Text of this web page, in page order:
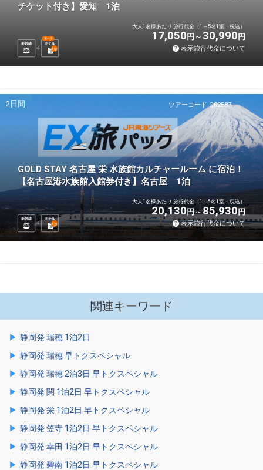
チケット付き】愛知 1泊
新幹線 ホテル
選べる
1 泊
大人1名様あたり 旅行代金（1～5名1室・税込）
17,050 円 30,990 円
表示旅行代金について
ツアーコード Q02E87
2日間
GOLD STAY 名古屋 栄 水族館カルチャールーム に宿泊！
【名古屋港水族館入館券付き】名古屋 1泊
新幹線
ホテル
1 泊
大人1名様あたり 旅行代金（1～6名1室・税込）
20,130円 85,930円
表示旅行代金について
関連キーワード
静岡発 瑞穂 1泊2日
静岡発 瑞穂 早トクスペシャル
静岡発 瑞穂 2泊3日 早トクスペシャル
静岡発 関 1泊2日 早トクスペシャル
静岡発 栄 1泊2日 早トクスペシャル
静岡発 笠寺 1泊2日 早トクスペシャル
静岡発 幸田 1泊2日 早トクスペシャル
静岡発 碧南 1泊2日 早トクスペシャル